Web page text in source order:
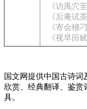
《访禹穴
《后庵试
《寄会稽
《视旱田
国文网提供中国古诗
欣赏、经典翻译、鉴赏
具。